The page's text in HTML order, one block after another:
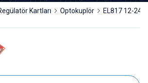
Kartları Optokuplör EL817 12-